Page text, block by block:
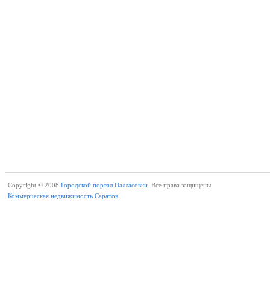
Copyright © 2008 Городской портал Палласовки. Все права защищены
Коммерческая недвижимость Саратов